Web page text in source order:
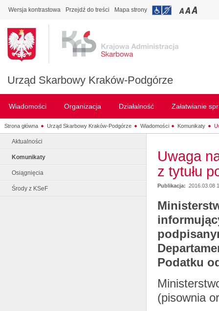
Wersja kontrastowa Przejdź do treści Mapa strony
Urząd Skarbowy Kraków-Podgórze
Wiadomości Organizacja Działalność Załatwianie
Strona główna Urząd Skarbowy Kraków-Podgórze Wiadomości Komunikaty
Aktualności
Komunikaty
Osiągnięcia
Środy z KSeF
Uwaga
z tytułu
Publikacja: 2016.03.08
Podatku
(pisownia